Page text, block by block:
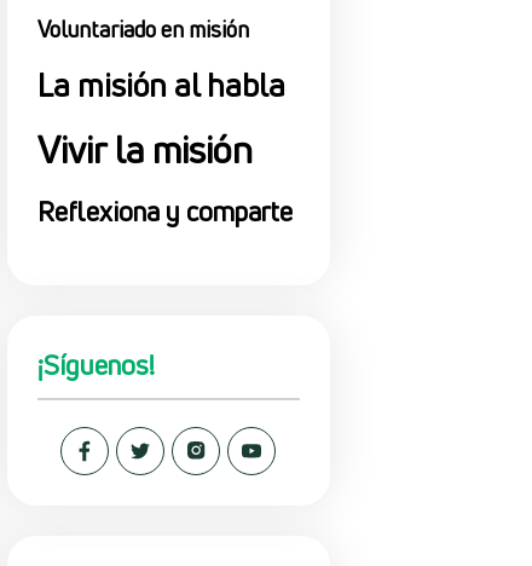
Voluntariado en misión
La misión al habla
Vivir la misión
Reflexiona y comparte
¡Síguenos!